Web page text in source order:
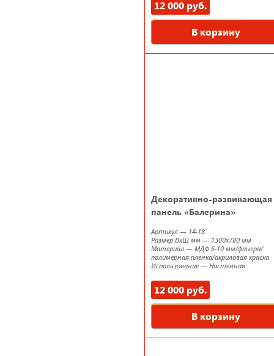
12 000 руб.
В корзину
Декоративно-развивающая
панель «Балерина»
Артикул — 14-18
Размер ВxШ мм — 1300х780 мм
Материал — МДФ 6-10 мм/фанера/
полимерная пленка/акриловая краска
Использование — Настенная
12 000 руб.
В корзину